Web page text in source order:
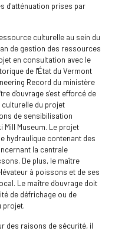
d'atténuation prises par
culturelle au sein du
de gestion des ressources
en consultation avec le
de l'État du Vermont
Record du ministère
d'ouvrage s'est efforcé de
du projet
de sensibilisation
Mill Museum. Le projet
hydraulique contenant des
la centrale
De plus, le maître
à poissons et de ses
Le maître d'ouvrage doit
de défrichage ou de
projet.
des raisons de sécurité, il